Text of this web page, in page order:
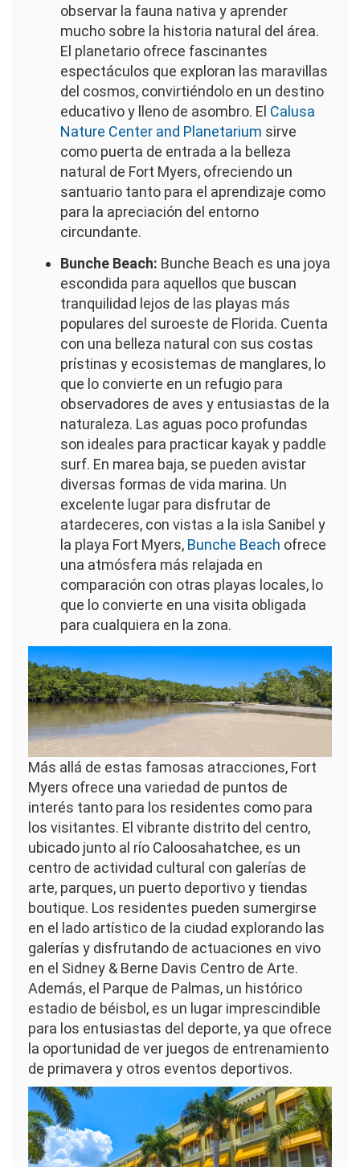
observar la fauna nativa y aprender
mucho sobre la historia natural del área.
El planetario ofrece fascinantes
espectáculos que exploran las maravillas
del cosmos, convirtiéndolo en un destino
educativo y lleno de asombro. El Calusa
Nature Center and Planetarium sirve
como puerta de entrada a la belleza
natural de Fort Myers, ofreciendo un
santuario tanto para el aprendizaje como
para la apreciación del entorno
circundante.
Bunche Beach: Bunche Beach es una joya
escondida para aquellos que buscan
tranquilidad lejos de las playas más
populares del suroeste de Florida. Cuenta
con una belleza natural con sus costas
prístinas y ecosistemas de manglares, lo
que lo convierte en un refugio para
observadores de aves y entusiastas de la
naturaleza. Las aguas poco profundas
son ideales para practicar kayak y paddle
surf. En marea baja, se pueden avistar
diversas formas de vida marina. Un
excelente lugar para disfrutar de
atardeceres, con vistas a la isla Sanibel y
la playa Fort Myers, Bunche Beach ofrece
una atmósfera más relajada en
comparación con otras playas locales, lo
que lo convierte en una visita obligada
para cualquiera en la zona.
Imagen
Más allá de estas famosas atracciones, Fort
Myers ofrece una variedad de puntos de
interés tanto para los residentes como para
los visitantes. El vibrante distrito del centro,
ubicado junto al río Caloosahatchee, es un
centro de actividad cultural con galerías de
arte, parques, un puerto deportivo y tiendas
boutique. Los residentes pueden sumergirse
en el lado artístico de la ciudad explorando las
galerías y disfrutando de actuaciones en vivo
en el Sidney & Berne Davis Centro de Arte.
Además, el Parque de Palmas, un histórico
estadio de béisbol, es un lugar imprescindible
para los entusiastas del deporte, ya que ofrece
la oportunidad de ver juegos de entrenamiento
de primavera y otros eventos deportivos.
Imagen